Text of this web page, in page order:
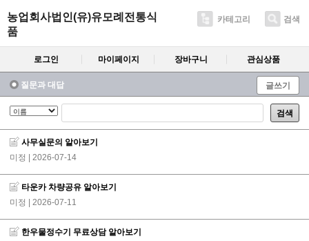
농업회사법인(유)유모례전통식
품
카테고리 검색
로그인 마이페이지 장바구니 관심상품
질문과 대답 글쓰기
검색
사무실문의 알아보기
미정 | 2026-07-14
타운카 차량공유 알아보기
미정 | 2026-07-11
한우물정수기 무료상담 알아보기